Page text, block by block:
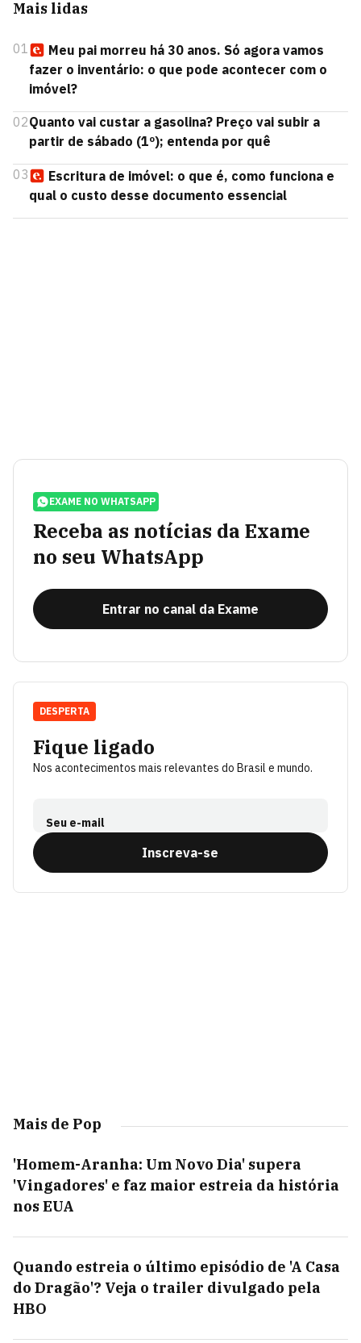
Mais lidas
01
Meu pai morreu há 30 anos. Só agora vamos
fazer o inventário: o que pode acontecer com o
imóvel?
02Quanto vai custar a gasolina? Preço vai subir a
partir de sábado (1º); entenda por quê
03
Escritura de imóvel: o que é, como funciona e
qual o custo desse documento essencial
EXAME NO WHATSAPP
Receba as notícias da Exame
no seu WhatsApp
Entrar no canal da Exame
Fique ligado
Nos acontecimentos mais relevantes do Brasil e mundo.
Seu e-mail
Inscreva-se
DESPERTA
Mais de Pop
'Homem-Aranha: Um Novo Dia' supera
'Vingadores' e faz maior estreia da história
nos EUA
Quando estreia o último episódio de 'A Casa
do Dragão'? Veja o trailer divulgado pela
HBO